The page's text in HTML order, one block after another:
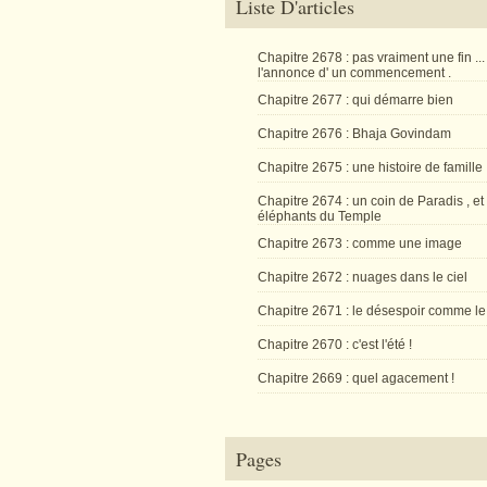
Liste D'articles
Chapitre 2678 : pas vraiment une fin ...
l'annonce d' un commencement .
Chapitre 2677 : qui démarre bien
Chapitre 2676 : Bhaja Govindam
Chapitre 2675 : une histoire de famille
Chapitre 2674 : un coin de Paradis , et
éléphants du Temple
Chapitre 2673 : comme une image
Chapitre 2672 : nuages dans le ciel
Chapitre 2671 : le désespoir comme
Chapitre 2670 : c'est l'été !
Chapitre 2669 : quel agacement !
Pages